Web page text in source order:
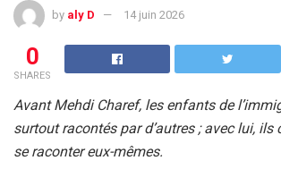
by aly D 14 juin 2026
0
SHARES
Avant Mehdi Charef, les enfants de
surtout racontés par d’autres ; avec lui, ils
se raconter eux-mêmes.